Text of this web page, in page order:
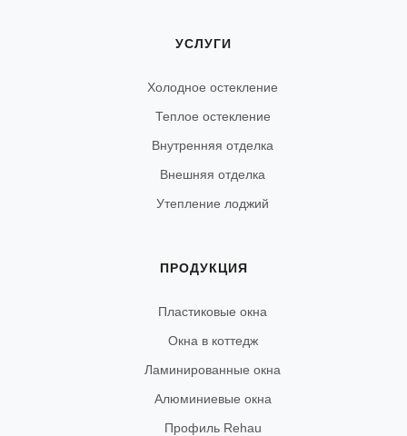
УСЛУГИ
Холодное остекление
Теплое остекление
Внутренняя отделка
Внешняя отделка
Утепление лоджий
ПРОДУКЦИЯ
Пластиковые окна
Окна в коттедж
Ламинированные окна
Алюминиевые окна
Профиль Rehau